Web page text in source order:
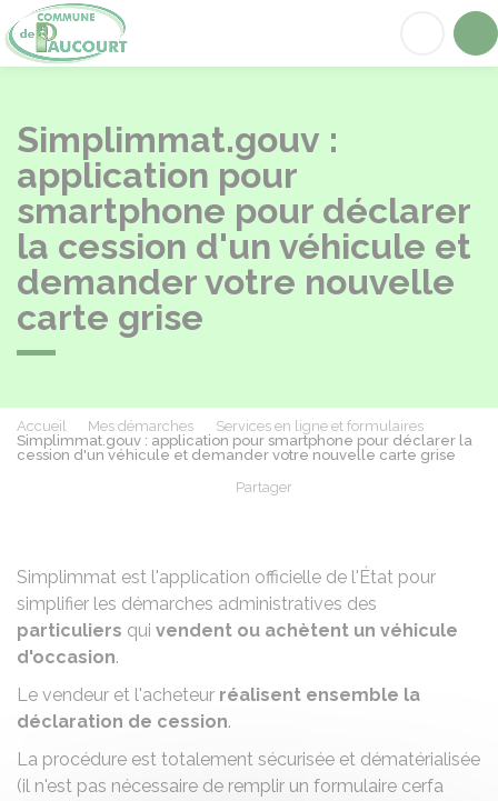
Simplimmat.gouv :
application pour
smartphone pour déclarer
la cession d'un véhicule et
demander votre nouvelle
carte grise
Accueil Mes démarches
Services en ligne et formulaires
Simplimmat.gouv : application pour smartphone pour déclarer la
cession d'un véhicule et demander votre nouvelle carte grise
Partager
Simplimmat est l'application officielle de l'État pour
simplifier les démarches administratives des
particuliers qui vendent ou achètent un véhicule
d'occasion.
Le vendeur et l'acheteur réalisent ensemble la
déclaration de cession.
La procédure est totalement sécurisée et dématérialisée
(il n'est pas nécessaire de remplir un formulaire cerfa